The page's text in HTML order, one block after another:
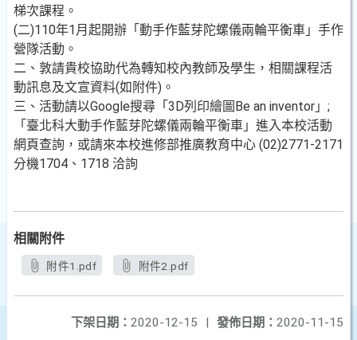
梯次課程。
(二)110年1月起開辦「動手作藍芽陀螺儀兩輪平衡車」手作
營隊活動。
二、敦請貴校協助代為轉知校內教師及學生，相關課程活
動訊息及文宣資料(如附件)。
三、活動請以Google搜尋「3D列印繪圖Be an inventor」;
「臺北科大動手作藍芽陀螺儀兩輪平衡車」進入本校活動
網頁查詢，或請來本校進修部推廣教育中心 (02)2771-2171
分機1704、1718 洽詢
相關附件
附件1.pdf 附件2.pdf
發佈日期： 2020-11-15
下架日期： 2020-12-15
|